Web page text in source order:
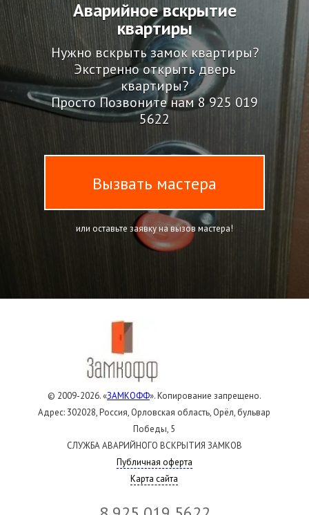
Аварийное вскрытие
квартиры
Нужно вскрыть замок квартиры?
Экстренно открыть дверь
квартиры?
Просто Позвоните нам8 925 019
5622
Вызвать мастера
или оставьте заявку на вызов мастера!
© 2009-2026. «ЗАМКОФФ». Копирование запрещено.
Адрес: 302028, Россия, Орловская область, Орёл, бульвар
Победы, 5
СЛУЖБА АВАРИЙНОГО ВСКРЫТИЯ ЗАМКОВ
Публичная оферта
Карта сайта